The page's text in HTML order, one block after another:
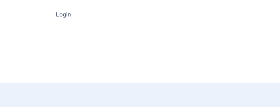
Login